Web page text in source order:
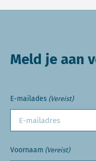
Meld je aan
E-mailades (Vereist)
Voornaam (Vereist)